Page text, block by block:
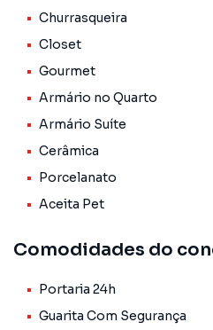
• 02 Quartos com ar
• Sala e Cozinha integradas
• Banheiro Social
• Churrasqueira
aceita negociação c/ imóveis e
Churrasqueira
Closet
Gourmet
Armário no Quarto
Armário Suíte
Cerâmica
Porcelanato
Aceita Pet
Comodidades do
Portaria 24h
Guarita Com Segurança